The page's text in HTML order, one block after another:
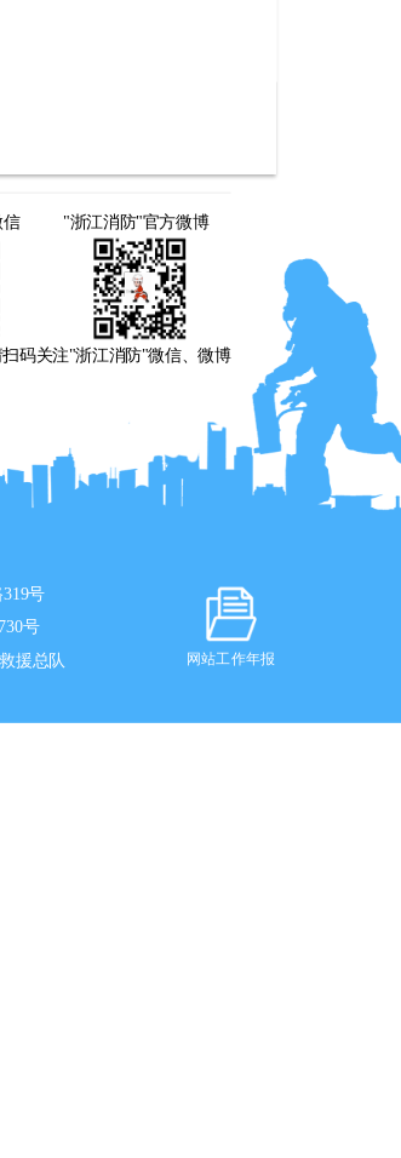
信 "浙江消防"官方微博
码关注"浙江消防"微信、微博
号
号
援总队 网站工作年报